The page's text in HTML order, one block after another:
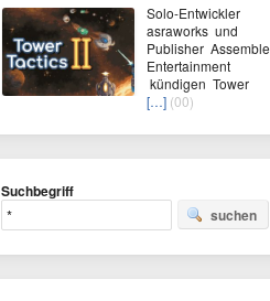
Solo-Entwickler
asraworks und
Publisher Assemble
Entertainment
kündigen Tower
[…] (00)
Suchbegriff
suchen